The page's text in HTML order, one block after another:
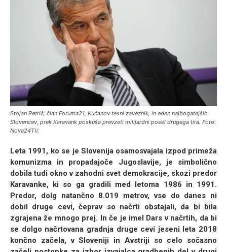
Stojan Petrič, član Foruma21, Kučanov tesni zaveznik, in eden najbogatejših
Slovencev, prek Karavank poskuša prevzeti milijardni posel drugega tira. Foto:
Nova24TV.
Leta 1991, ko se je Slovenija osamosvajala izpod primeža
komunizma in propadajoče Jugoslavije, je simbolično
dobila tudi okno v zahodni svet demokracije, skozi predor
Karavanke, ki so ga gradili med letoma 1986 in 1991.
Predor, dolg natančno 8.019 metrov, vse do danes ni
dobil druge cevi, čeprav so načrti obstajali, da bi bila
zgrajena že mnogo prej. In če je imel Dars v načrtih, da bi
se dolgo načrtovana gradnja druge cevi jeseni leta 2018
končno začela, v Sloveniji in Avstriji so celo sočasno